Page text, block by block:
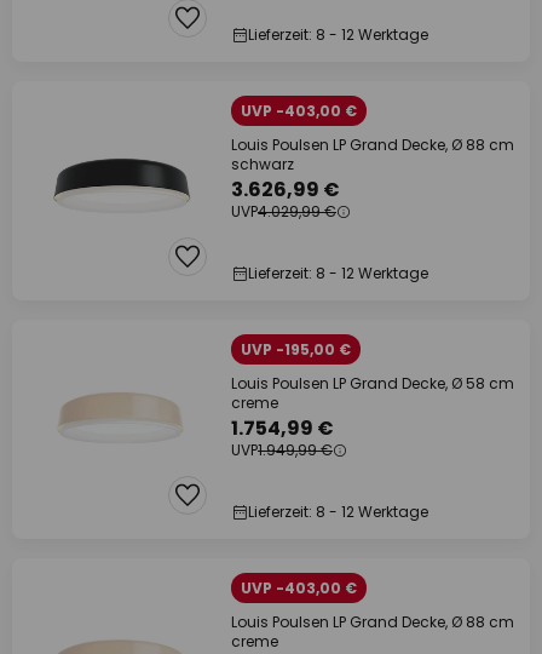
Lieferzeit: 8 - 12 Werktage
UVP -403,00 €
Louis Poulsen LP Grand Decke, Ø 88 cm
schwarz
3.626,99 €
UVP4.029,99 €
Lieferzeit: 8 - 12 Werktage
UVP -195,00 €
Louis Poulsen LP Grand Decke, Ø 58 cm
creme
1.754,99 €
UVP1.949,99 €
Lieferzeit: 8 - 12 Werktage
UVP -403,00 €
Louis Poulsen LP Grand Decke, Ø 88 cm
creme